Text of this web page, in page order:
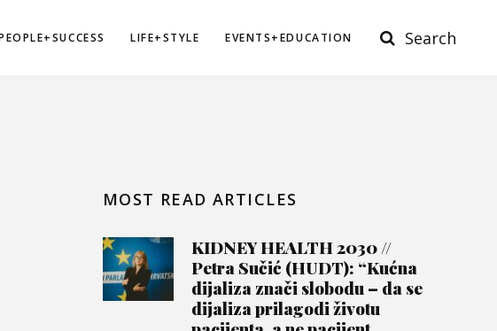
LIFE+STYLE EVENTS+EDUCATION Search
MOST READ ARTICLES
KIDNEY HEALTH 2030 //
Petra Sučić (HUDT): “Kućna
dijaliza znači slobodu – da se
dijaliza prilagodi životu